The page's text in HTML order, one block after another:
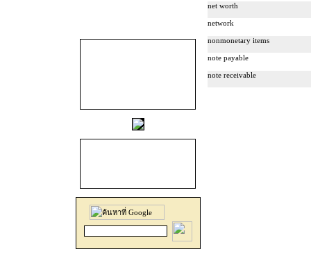
net worth
network
nonmonetary items
note payable
note receivable